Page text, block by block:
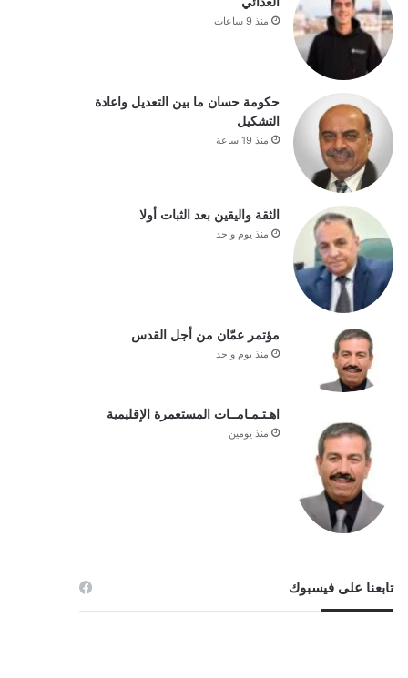
منذ 9 ساعات
حكومة حسان ما بين التعديل واعادة
التشكيل
منذ 19 ساعة
الثقة واليقين بعد الثبات أولا
منذ يوم واحد
مؤتمر عمّان من أجل القدس
منذ يوم واحد
اهـتـمـامــات المستعمرة الإقليمية
منذ يومين
تابعنا على فيسبوك